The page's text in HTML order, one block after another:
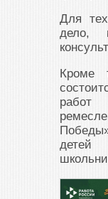
Для
дело,
Кроме